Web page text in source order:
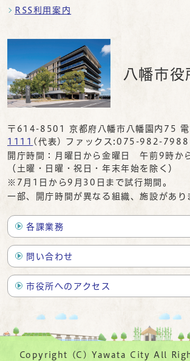
RSS利用案内
八幡市役
〒614-8501 京都府八幡市八幡園内75 電
1111 (代表) ファックス:075-982-7988
開庁時間：月曜日から金曜日 午前9時か
（土曜・日曜・祝日・年末年始を除く）
※7月1日から9月30日まで試行期間。
一部、開庁時間が異なる組織、施設があり
各課業務
問い合わせ
市役所へのアクセス
Copyright (C) Yawata City All